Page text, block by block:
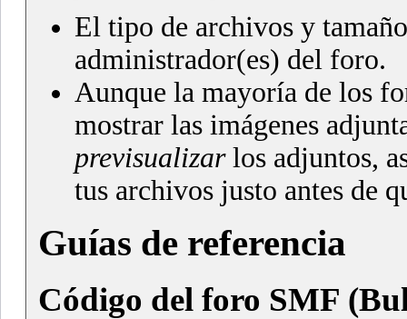
El tipo de archivos y
administrador(es) del foro.
Aunque la mayoría de los
mostrar las imágenes
previsualizarlos adjuntos,
tus archivos justo antes de
Guías de referencia
Código del foro SMF